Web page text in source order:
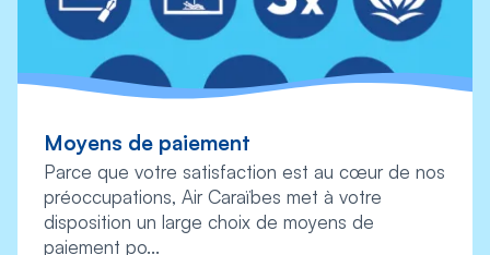
Moyens de paiement
Parce que votre satisfaction est au cœur de nos
préoccupations, Air Caraïbes met à votre
disposition un large choix de moyens de
paiement po...